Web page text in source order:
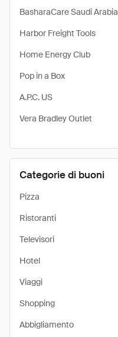
BasharaCare Saudi Arabia
Harbor Freight Tools
Home Energy Club
Pop in a Box
A.P.C. US
Vera Bradley Outlet
Categorie di buoni
Pizza
Ristoranti
Televisori
Hotel
Viaggi
Shopping
Abbigliamento